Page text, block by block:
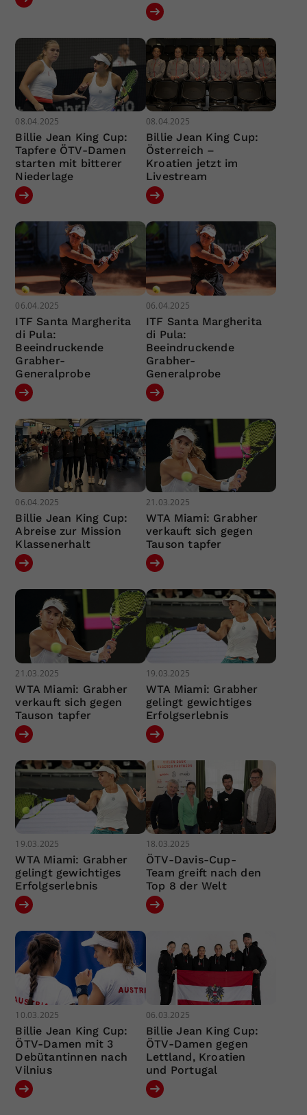
08.04.2025
Billie Jean King Cup:
Tapfere ÖTV-Damen
starten mit bitterer
Niederlage
08.04.2025
Billie Jean King Cup:
Österreich –
Kroatien jetzt im
Livestream
06.04.2025
ITF Santa Margherita
di Pula:
Beeindruckende
Grabher-
Generalprobe
06.04.2025
ITF Santa Margherita
di Pula:
Beeindruckende
Grabher-
Generalprobe
06.04.2025
Billie Jean King Cup:
Abreise zur Mission
Klassenerhalt
21.03.2025
WTA Miami: Grabher
verkauft sich gegen
Tauson tapfer
21.03.2025
WTA Miami: Grabher
verkauft sich gegen
Tauson tapfer
19.03.2025
WTA Miami: Grabher
gelingt gewichtiges
Erfolgserlebnis
19.03.2025
WTA Miami: Grabher
gelingt gewichtiges
Erfolgserlebnis
18.03.2025
ÖTV-Davis-Cup-
Team greift nach den
Top 8 der Welt
10.03.2025
Billie Jean King Cup:
ÖTV-Damen mit 3
Debütantinnen nach
Vilnius
06.03.2025
Billie Jean King Cup:
ÖTV-Damen gegen
Lettland, Kroatien
und Portugal